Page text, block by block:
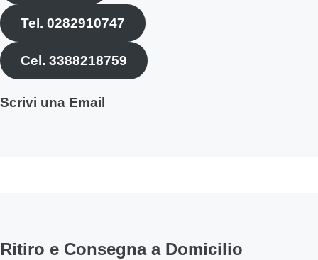
Tel. 0282910747
Cel. 3388218759
Scrivi una Email
Ritiro e Consegna a Domicilio